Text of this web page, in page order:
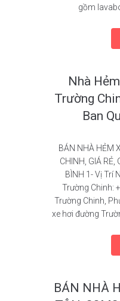
gồm
Nhà
Trường
Ban
BÁN NHÀ HẺM
CHINH, GIÁ RẺ,
BÌNH 1- Vị Trí
Trường Chinh:
Trường Chinh,
xe hơi đường
BÁN NHÀ